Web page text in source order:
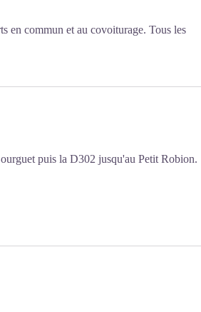
en commun et au covoiturage. Tous les
puis la D302 jusqu'au Petit Robion.